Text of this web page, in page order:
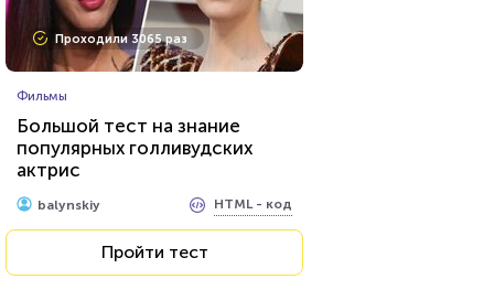
Проходили 3065 раз
Фильмы
Большой тест на знание
популярных голливудских
актрис
balynskiy HTML - код
Пройти тест